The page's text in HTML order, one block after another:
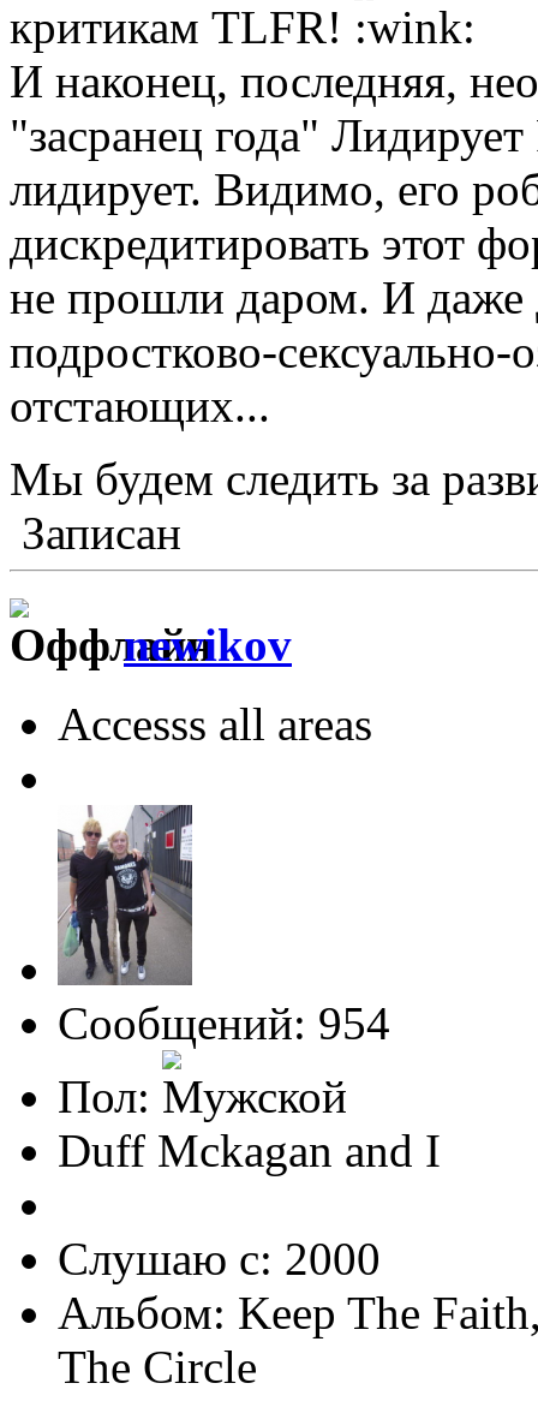
критикам TLFR!
И наконец, последняя,
"засранец года"
лидирует. Видимо, его
дискредитировать этот
не прошли даром. И даже
подростково-сексуально-
отстающих...
Мы будем следить за
Записан
newikov
Accesss all areas
Сообщений: 954
Пол:
Duff Mckagan and I
Слушаю с: 2000
Альбом: Keep The
The Circle